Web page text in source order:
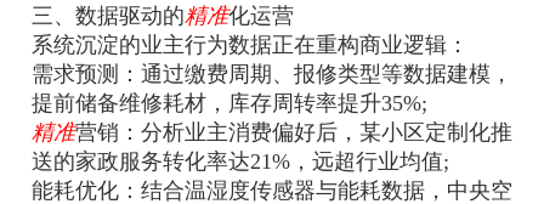
三、数据驱动的精准化运营
系统沉淀的业主行为数据正在重构商业逻辑：
‌需求预测‌：通过缴费周期、报修类型等数据建模，
提前储备维修耗材，库存周转率提升35%‌;
精准营销‌：分析业主消费偏好后，某小区定制化推
送的家政服务转化率达21%，远超行业均值‌;
‌能耗优化‌：结合温湿度传感器与能耗数据，中央空